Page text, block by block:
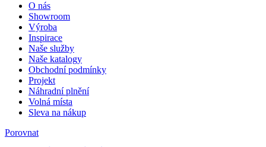
O nás
Showroom
Výroba
Inspirace
Naše služby
Naše katalogy
Obchodní podmínky
Projekt
Náhradní plnění
Volná místa
Sleva na nákup
Porovnat